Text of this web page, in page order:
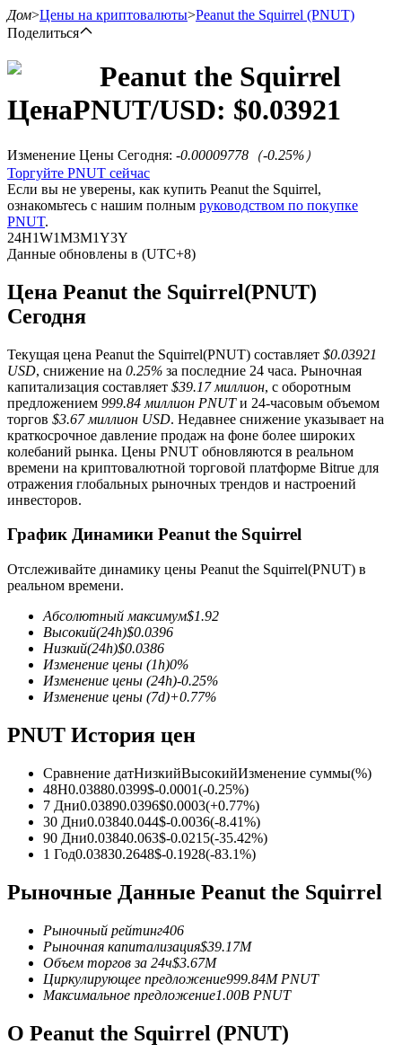
Фьючерсы
USDT-фьючерсы
Фьючерсы с использованием USDT в качестве
Криптовалютные фьючерсы
TradFi
Деривативы на акции, форекс, драгоценные металлы и
сырьевые товары
USDC фьючерсы
обеспечения
Дом>Цены на криптовалюты>Peanut the Squirrel (PNUT)
Поделиться
Peanut the Squirrel
ЦенаPNUT/USD: $0.03921
Изменение Цены Сегодня: -0.00009778 （-0.25%）
Торгуйте PNUT сейчас
Если вы не уверены, как купить Peanut the Squirrel,
ознакомьтесь с нашим полным руководством по покупке
PNUT.
24H1W1M3M1Y3Y
Данные обновлены в (UTC+8)
Цена Peanut the Squirrel(PNUT)
Сегодня
Текущая цена Peanut the Squirrel(PNUT) составляет $0.03921
USD, снижение на 0.25% за последние 24 часа. Рыночная
капитализация составляет $39.17 миллион, с оборотным
предложением 999.84 миллион PNUTи 24-часовым объемом
торгов $3.67 миллион USD. Недавнее снижение указывает на
краткосрочное давление продаж на фоне более широких
колебаний рынка. Цены PNUT обновляются в реальном
времени на криптовалютной торговой платформе Bitrue для
отражения глобальных рыночных трендов и настроений
инвесторов.
График Динамики Peanut the Squirrel
Отслеживайте динамику цены Peanut the Squirrel(PNUT) в
реальном времени.
Абсолютный максимум$1.92
Высокий(24h)$0.0396
Низкий(24h)$0.0386
Изменение цены (1h)0%
Изменение цены (24h)-0.25%
Изменение цены (7d)+0.77%
PNUT История цен
Сравнение датНизкийВысокийИзменение суммы(%)
48H0.03880.0399$-0.0001(-0.25%)
7 Дни0.03890.0396$0.0003(+0.77%)
30 Дни0.03840.044$-0.0036(-8.41%)
90 Дни0.03840.063$-0.0215(-35.42%)
1 Год0.03830.2648$-0.1928(-83.1%)
Рыночные Данные Peanut the Squirrel
Рыночный рейтинг406
Рыночная капитализация$39.17M
Объем торгов за 24ч$3.67M
Циркулирующее предложение999.84M PNUT
Максимальное предложение1.00B PNUT
О Peanut the Squirrel (PNUT)